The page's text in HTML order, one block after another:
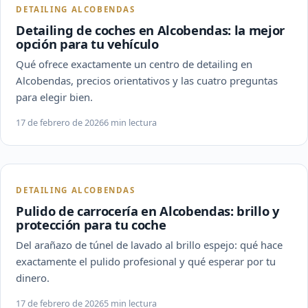
DETAILING ALCOBENDAS
Detailing de coches en Alcobendas: la mejor
opción para tu vehículo
Qué ofrece exactamente un centro de detailing en
Alcobendas, precios orientativos y las cuatro preguntas
para elegir bien.
17 de febrero de 20266 min lectura
DETAILING ALCOBENDAS
Pulido de carrocería en Alcobendas: brillo y
protección para tu coche
Del arañazo de túnel de lavado al brillo espejo: qué hace
exactamente el pulido profesional y qué esperar por tu
dinero.
17 de febrero de 20265 min lectura